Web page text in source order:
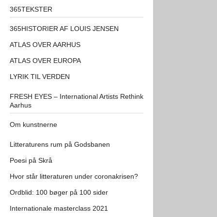
365TEKSTER
365HISTORIER AF LOUIS JENSEN
ATLAS OVER AARHUS
ATLAS OVER EUROPA
LYRIK TIL VERDEN
FRESH EYES – International Artists Rethink
Aarhus
Om kunstnerne
Litteraturens rum på Godsbanen
Poesi på Skrå
Hvor står litteraturen under coronakrisen?
Ordblid: 100 bøger på 100 sider
Internationale masterclass 2021